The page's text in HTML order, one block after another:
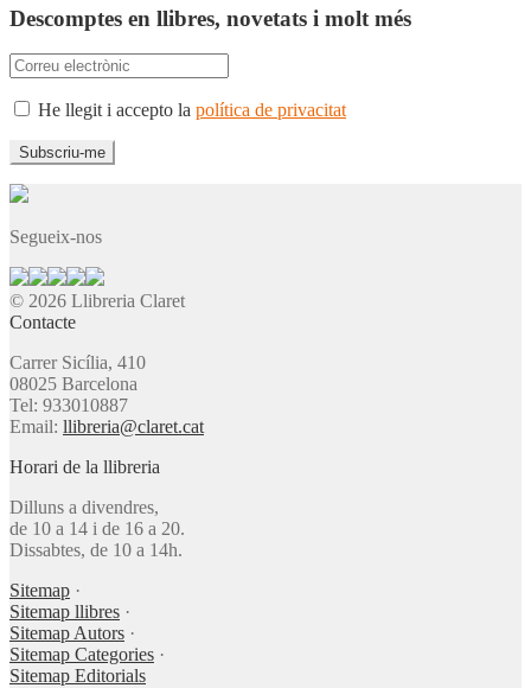
Descomptes en llibres, novetats i molt més
He llegit i accepto la política de privacitat
Segueix-nos
© 2026 Llibreria Claret
Contacte
Carrer Sicília, 410
08025 Barcelona
Tel: 933010887
Email: llibreria@claret.cat
Horari de la llibreria
Dilluns a divendres,
de 10 a 14 i de 16 a 20.
Dissabtes, de 10 a 14h.
Sitemap ·
Sitemap llibres ·
Sitemap Autors ·
Sitemap Categories ·
Sitemap Editorials